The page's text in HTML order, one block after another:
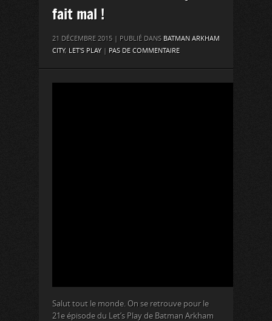
fait mal !
21 DÉCEMBRE 2015 | PUBLIÉ DANS BATMAN ARKHAM
CITY, LET'S PLAY| PAS DE COMMENTAIRE
Salut tout le monde. On se retrouve pour le
21e épisode du Let’s Play de Batman Arkham